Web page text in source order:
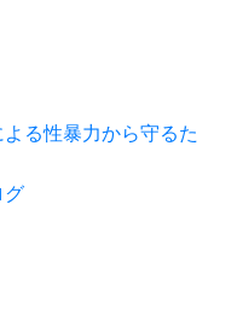
る性暴力から守るた
グ